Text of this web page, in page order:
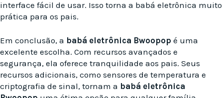
interface fácil de usar. Isso torna a babá eletrônica muito
prática para os pais.
Em conclusão, a babá eletrônica Bwoopop é uma
excelente escolha. Com recursos avançados e
segurança, ela oferece tranquilidade aos pais. Seus
recursos adicionais, como sensores de temperatura e
criptografia de sinal, tornam a babá eletrônica